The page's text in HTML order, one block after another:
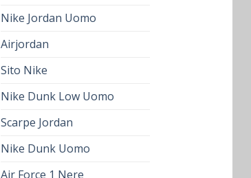
Nike Jordan Uomo
Airjordan
Sito Nike
Nike Dunk Low Uomo
Scarpe Jordan
Nike Dunk Uomo
Air Force 1 Nere